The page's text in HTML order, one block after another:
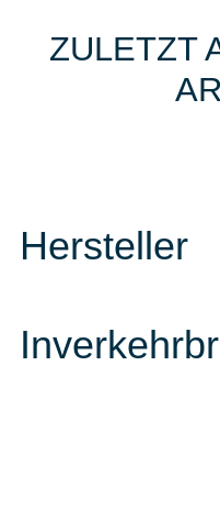
ZULETZT
Hersteller